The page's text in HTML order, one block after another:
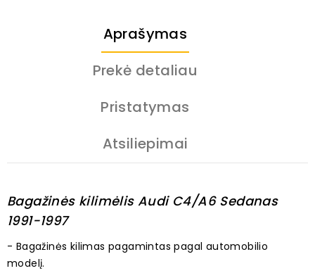
Aprašymas
Prekė detaliau
Pristatymas
Atsiliepimai
Bagažinės kilimėlis Audi C4/A6 Sedanas
1991-1997
- Bagažinės kilimas pagamintas pagal automobilio
modelį.